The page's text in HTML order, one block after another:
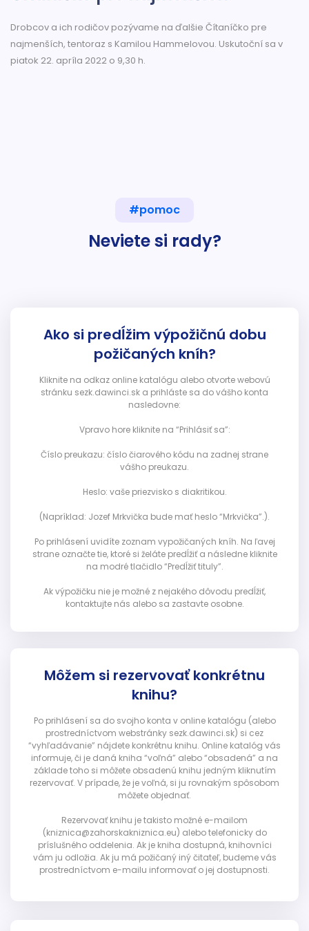
Drobcov a ich rodičov pozývame na ďalšie Čítaníčko pre
najmenších, tentoraz s Kamilou Hammelovou. Uskutoční sa v
piatok 22. apríla 2022 o 9,30 h.
#pomoc
Neviete si rady?
Ako si predĺžim výpožičnú dobu
požičaných kníh?
Kliknite na odkaz online katalógu alebo otvorte webovú
stránku sezk.dawinci.sk a prihláste sa do vášho konta
nasledovne:
Vpravo hore kliknite na “Prihlásiť sa”:
Číslo preukazu: číslo čiarového kódu na zadnej strane
vášho preukazu.
Heslo: vaše priezvisko s diakritikou.
(Napríklad: Jozef Mrkvička bude mať heslo “Mrkvička”.).
Po prihlásení uvidíte zoznam vypožičaných kníh. Na ľavej
strane označte tie, ktoré si želáte predĺžiť a následne kliknite
na modré tlačidlo “Predĺžiť tituly”.
Ak výpožičku nie je možné z nejakého dôvodu predĺžiť,
kontaktujte nás alebo sa zastavte osobne.
Môžem si rezervovať konkrétnu
knihu?
Po prihlásení sa do svojho konta v online katalógu (alebo
prostredníctvom webstránky sezk.dawinci.sk) si cez
“vyhľadávanie” nájdete konkrétnu knihu. Online katalóg vás
informuje, či je daná kniha “voľná” alebo “obsadená” a na
základe toho si môžete obsadenú knihu jedným kliknutím
rezervovať. V prípade, že je voľná, si ju rovnakým spôsobom
môžete objednať.
Rezervovať knihu je takisto možné e-mailom
(kniznica@zahorskakniznica.eu) alebo telefonicky do
príslušného oddelenia. Ak je kniha dostupná, knihovníci
vám ju odložia. Ak ju má požičaný iný čitateľ, budeme vás
prostredníctvom e-mailu informovať o jej dostupnosti.